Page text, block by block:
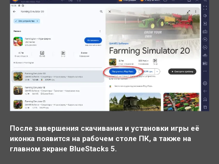
После завершения скачивания и установки игры её
иконка появится на рабочем столе ПК, а также на
главном экране BlueStacks 5.